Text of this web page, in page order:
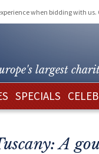
when bidding with
largest
SPECIALS
A